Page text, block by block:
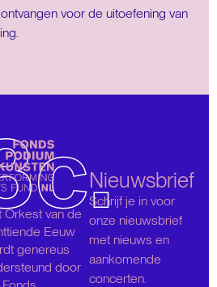
voor de uitoefening van
Orkest van de
Eeuw
genereus
door
Nieuwsbrief
Schrijf je in voor
onze nieuwsbrief
met nieuws en
aankomende
concerten.